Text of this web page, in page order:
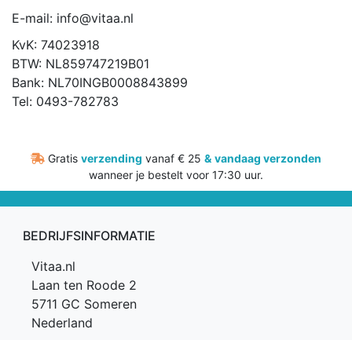
E-mail: info@vitaa.nl
KvK: 74023918
BTW: NL859747219B01
Bank: NL70INGB0008843899
Tel: 0493-782783
Gratis verzending vanaf € 25 & vandaag verzonden
wanneer je bestelt voor 17:30 uur.
BEDRIJFSINFORMATIE
Vitaa.nl
Laan ten Roode 2
5711 GC Someren
Nederland